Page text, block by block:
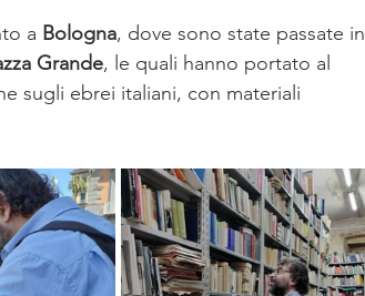
a Bologna, dove sono state passate in
Grande, le quali hanno portato al
sugli ebrei italiani, con materiali